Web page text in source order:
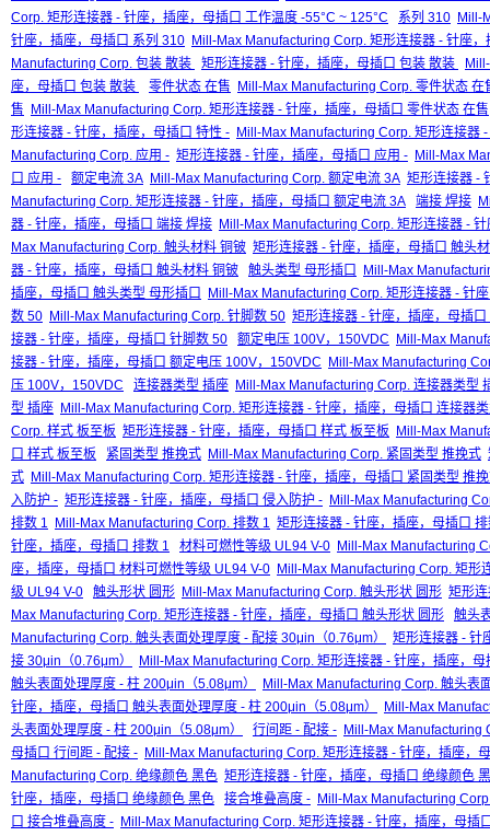
Corp. 矩形连接器 - 针座，插座，母插口 工作温度 -55°C ~ 125°C
系列 310 Mill-
针座，插座，母插口 系列 310 Mill-Max Manufacturing Corp. 矩形连接器 - 针座
Manufacturing Corp. 包装 散装
矩形连接器 - 针座，插座，母插口 包装 散装
座，母插口 包装 散装
零件状态 在售
Mill-Max Manufacturing Corp. 零件状态 在
售
Mill-Max Manufacturing Corp. 矩形连接器 - 针座，插座，母插口 零件状态 在售
形连接器 - 针座，插座，母插口 特性 - Mill-Max Manufacturing Corp. 矩形连接器
Manufacturing Corp. 应用 - 矩形连接器 - 针座，插座，母插口 应用 - Mill-Max
口 应用 -
额定电流 3A Mill-Max Manufacturing Corp. 额定电流 3A 矩形连接器 -
Manufacturing Corp. 矩形连接器 - 针座，插座，母插口 额定电流 3A
端接 焊接
器 - 针座，插座，母插口 端接 焊接 Mill-Max Manufacturing Corp. 矩形连接器 -
Max Manufacturing Corp. 触头材料 铜铍 矩形连接器 - 针座，插座，母插口 触头
器 - 针座，插座，母插口 触头材料 铜铍
触头类型 母形插口
Mill-Max
插座，母插口 触头类型 母形插口
Mill-Max Manufacturing Corp. 矩形连接器 - 针
数 50 Mill-Max Manufacturing Corp. 针脚数 50 矩形连接器 - 针座，插座，母插
接器 - 针座，插座，母插口 针脚数 50
额定电压 100V，150VDC
Mill-Max
接器 - 针座，插座，母插口 额定电压 100V，150VDC
Mill-Max Manufacturing
压 100V，150VDC
连接器类型 插座 Mill-Max Manufacturing Corp. 连接器类型
型 插座 Mill-Max Manufacturing Corp. 矩形连接器 - 针座，插座，母插口 连接器
Corp. 样式 板至板 矩形连接器 - 针座，插座，母插口 样式 板至板
Mill-Max
口 样式 板至板
紧固类型 推挽式 Mill-Max Manufacturing Corp. 紧固类型 推挽式
式 Mill-Max Manufacturing Corp. 矩形连接器 - 针座，插座，母插口 紧固类型 推
入防护 - 矩形连接器 - 针座，插座，母插口 侵入防护 - Mill-Max Manufacturing
排数 1
Mill-Max Manufacturing Corp. 排数 1 矩形连接器 - 针座，插座，母插口
针座，插座，母插口 排数 1
材料可燃性等级 UL94 V-0 Mill-Max Manufacturing
座，插座，母插口 材料可燃性等级 UL94 V-0 Mill-Max Manufacturing Corp. 矩形
级 UL94 V-0
触头形状 圆形 Mill-Max Manufacturing Corp. 触头形状 圆形 矩形
Max Manufacturing Corp. 矩形连接器 - 针座，插座，母插口 触头形状 圆形
触头
Manufacturing Corp. 触头表面处理厚度 - 配接 30μin（0.76μm）
矩形连接器 - 针
接 30μin（0.76μm）
Mill-Max Manufacturing Corp. 矩形连接器 - 针座，插座，
触头表面处理厚度 - 柱 200μin（5.08μm）
Mill-Max Manufacturing Corp. 触头表
针座，插座，母插口 触头表面处理厚度 - 柱 200μin（5.08μm）
Mill-Max
头表面处理厚度 - 柱 200μin（5.08μm）
行间距 - 配接 - Mill-Max Manufacturing
母插口 行间距 - 配接 - Mill-Max Manufacturing Corp. 矩形连接器 - 针座，插座，
Manufacturing Corp. 绝缘颜色 黑色 矩形连接器 - 针座，插座，母插口 绝缘颜色
针座，插座，母插口 绝缘颜色 黑色
接合堆叠高度 - Mill-Max Manufacturing
口 接合堆叠高度 - Mill-Max Manufacturing Corp. 矩形连接器 - 针座，插座，母插